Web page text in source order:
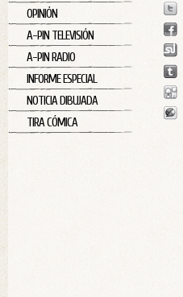
OPINIÓN
A-PIN TELEVISIÓN
A-PIN RADIO
INFORME ESPECIAL
NOTICIA DIBUJADA
TIRA CÓMICA